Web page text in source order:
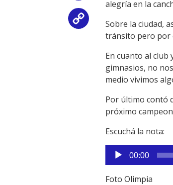
Copy
Link
alegría en la
Sobre la ciudad,
tránsito pero por
En cuanto al club
gimnasios, no
medio vivimos
Por último contó
próximo
Escuchá la nota:
Reproductor
de
audio
00:00
Foto Olimpia